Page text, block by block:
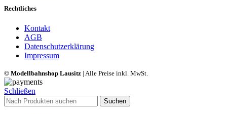
Rechtliches
Kontakt
AGB
Datenschutzerklärung
Impressum
© Modellbahnshop Lausitz | Alle Preise inkl. MwSt.
Schließen
Suchen